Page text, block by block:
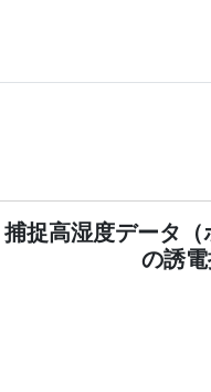
捕捉高湿度データ
の誘